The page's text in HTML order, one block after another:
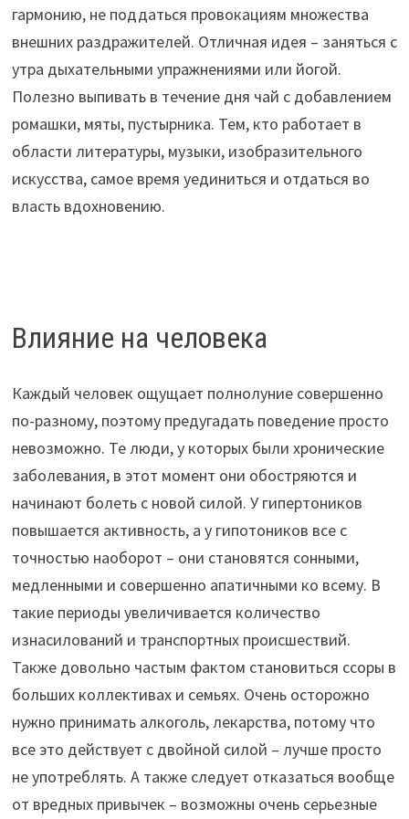
гармонию, не поддаться провокациям множества
внешних раздражителей. Отличная идея – заняться с
утра дыхательными упражнениями или йогой.
Полезно выпивать в течение дня чай с добавлением
ромашки, мяты, пустырника. Тем, кто работает в
области литературы, музыки, изобразительного
искусства, самое время уединиться и отдаться во
власть вдохновению.
Влияние на человека
Каждый человек ощущает полнолуние совершенно
по-разному, поэтому предугадать поведение просто
невозможно. Те люди, у которых были хронические
заболевания, в этот момент они обостряются и
начинают болеть с новой силой. У гипертоников
повышается активность, а у гипотоников все с
точностью наоборот – они становятся сонными,
медленными и совершенно апатичными ко всему. В
такие периоды увеличивается количество
изнасилований и транспортных происшествий.
Также довольно частым фактом становиться ссоры в
больших коллективах и семьях. Очень осторожно
нужно принимать алкоголь, лекарства, потому что
все это действует с двойной силой – лучше просто
не употреблять. А также следует отказаться вообще
от вредных привычек – возможны очень серьезные